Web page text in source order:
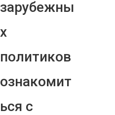
зарубежны
х
политиков
ознакомит
ься с